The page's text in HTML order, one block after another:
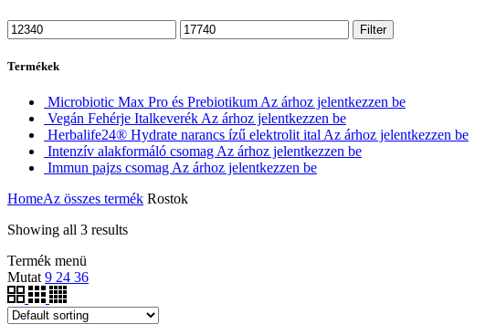
Filter
Termékek
Microbiotic Max Pro és Prebiotikum Az árhoz jelentkezzen be
Vegán Fehérje Italkeverék Az árhoz jelentkezzen be
Herbalife24® Hydrate narancs ízű elektrolit ital Az árhoz jelentkezzen be
Intenzív alakformáló csomag Az árhoz jelentkezzen be
Immun pajzs csomag Az árhoz jelentkezzen be
HomeAz összes termék Rostok
Showing all 3 results
Termék menü
Mutat 9 24 36